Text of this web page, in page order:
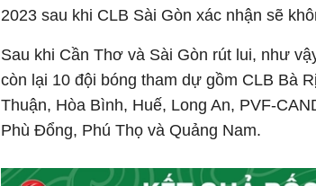
2023 sau khi CLB Sài Gòn xác nhận sẽ
Sau khi Cần Thơ và Sài Gòn rút lui, như
còn lại 10 đội bóng tham dự gồm CLB Bà
Thuận, Hòa Bình, Huế, Long An, PVF-
Phù Đổng, Phú Thọ và Quảng Nam.